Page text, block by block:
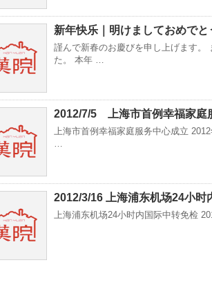
新年快乐｜明けましておめでと
謹んで新春のお慶びを申し上げます。
た。 本年 …
2012/7/5 上海市首例幸福家庭
上海市首例幸福家庭服务中心成立
…
2012/3/16 上海浦东机场24小时
上海浦东机场24小时内国际中转免检